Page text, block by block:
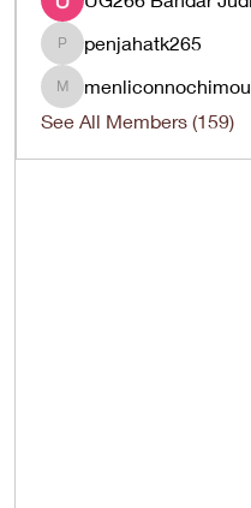
penjahatk265
penjahatk265
menliconnochimou
menliconnochimou
See All Members (159)